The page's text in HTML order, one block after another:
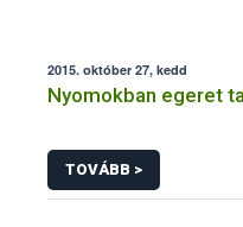
2015. október 27, kedd
Nyomokban egeret
TOVÁBB >